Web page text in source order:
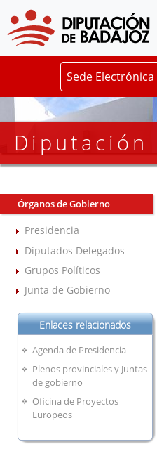
Sede Electrónica
Diputación
Órganos de Gobierno
Presidencia
Diputados Delegados
Grupos Políticos
Junta de Gobierno
Enlaces relacionados
Agenda de Presidencia
Plenos provinciales y Juntas
de gobierno
Oficina de Proyectos
Europeos